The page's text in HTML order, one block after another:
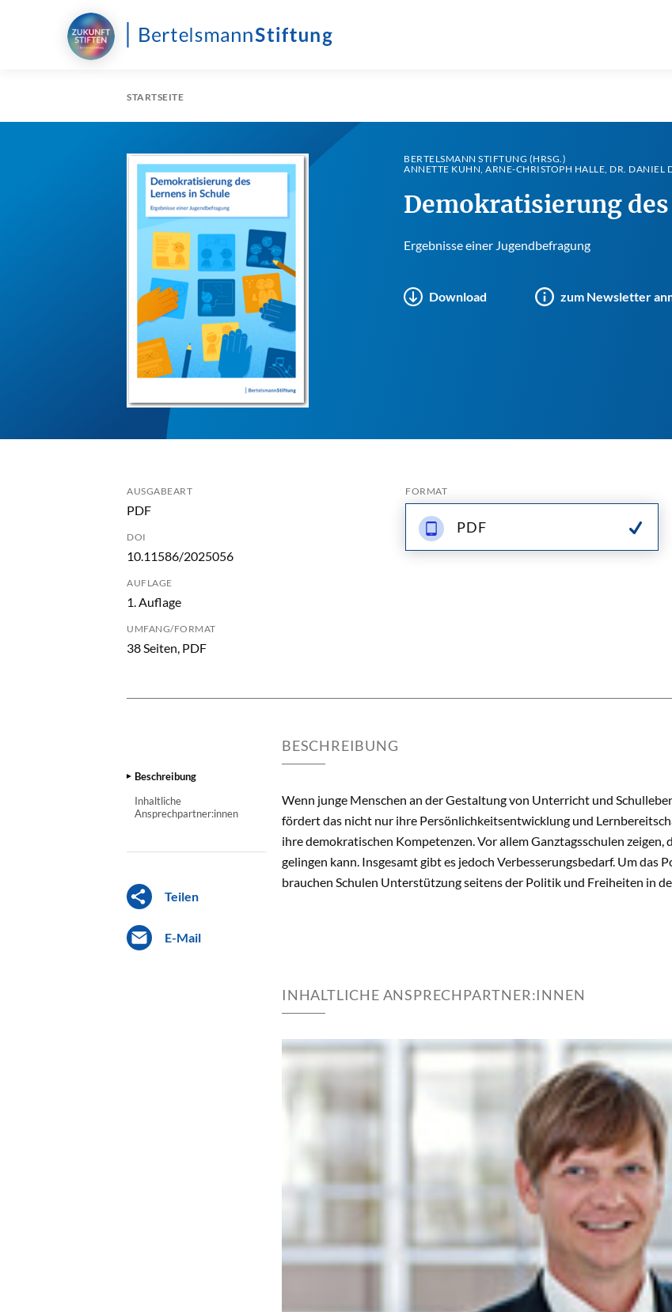
STARTSEITE
BERTELSMANN STIFTUNG (HRSG.)
ANNETTE KUHN, ARNE-CHRISTOPH HALLE, DR. DANIEL
Demokratisierung
Ergebnisse einer Jugendbefragung
Download zum Newsletter
AUSGABEART
PDF
DOI
10.11586/2025056
AUFLAGE
1. Auflage
UMFANG/FORMAT
38 Seiten, PDF
FORMAT
PDF
Beschreibung
Inhaltliche
Ansprechpartner:innen
Teilen
E-Mail
BESCHREIBUNG
Wenn junge Menschen an der Gestaltung von Unterricht und
fördert das nicht nur ihre Persönlichkeitsentwicklung und
ihre demokratischen Kompetenzen. Vor allem Ganztagsschulen zeigen,
gelingen kann. Insgesamt gibt es jedoch Verbesserungsbedarf. Um das
brauchen Schulen Unterstützung seitens der Politik und Freiheiten in
INHALTLICHE ANSPRECHPARTNER:INNEN